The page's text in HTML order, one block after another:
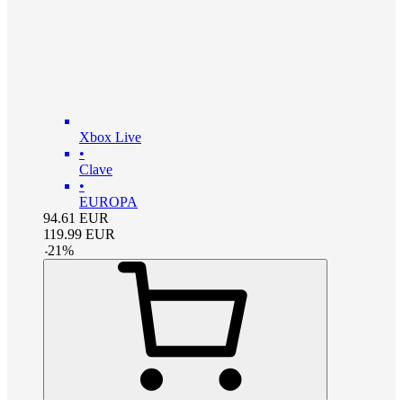
Xbox Live
•
Clave
•
EUROPA
94.61 EUR
119.99 EUR
-21%